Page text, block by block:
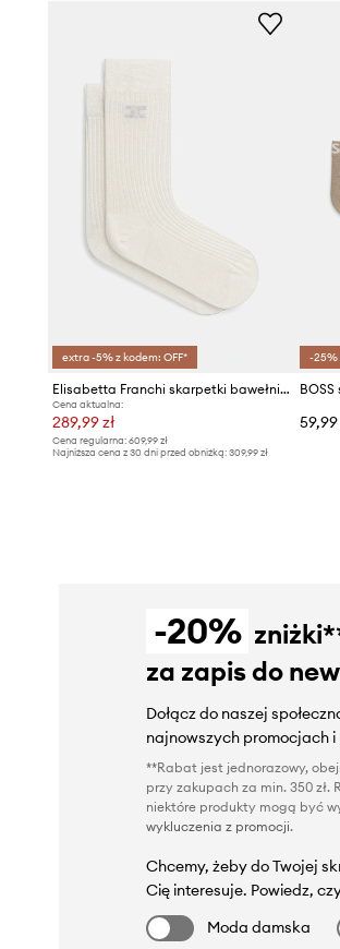
extra -5% z kodem: OFF*
Elisabetta Franchi skarpetki bawełniane
Cena aktualna:
289,99 zł
Cena regularna: 609,99 zł
Najniższa cena z 30 dni przed obniżką: 309,99 zł
-25%
59,99
-20%
za zapis do
Dołącz do naszej
najnowszych promocjach
**Rabat jest jednorazowy,
przy zakupach za min. 350 zł.
niektóre produkty mogą być
wykluczenia z promocji.
Chcemy, żeby do Twojej
Cię interesuje. Powiedz,
Moda damska